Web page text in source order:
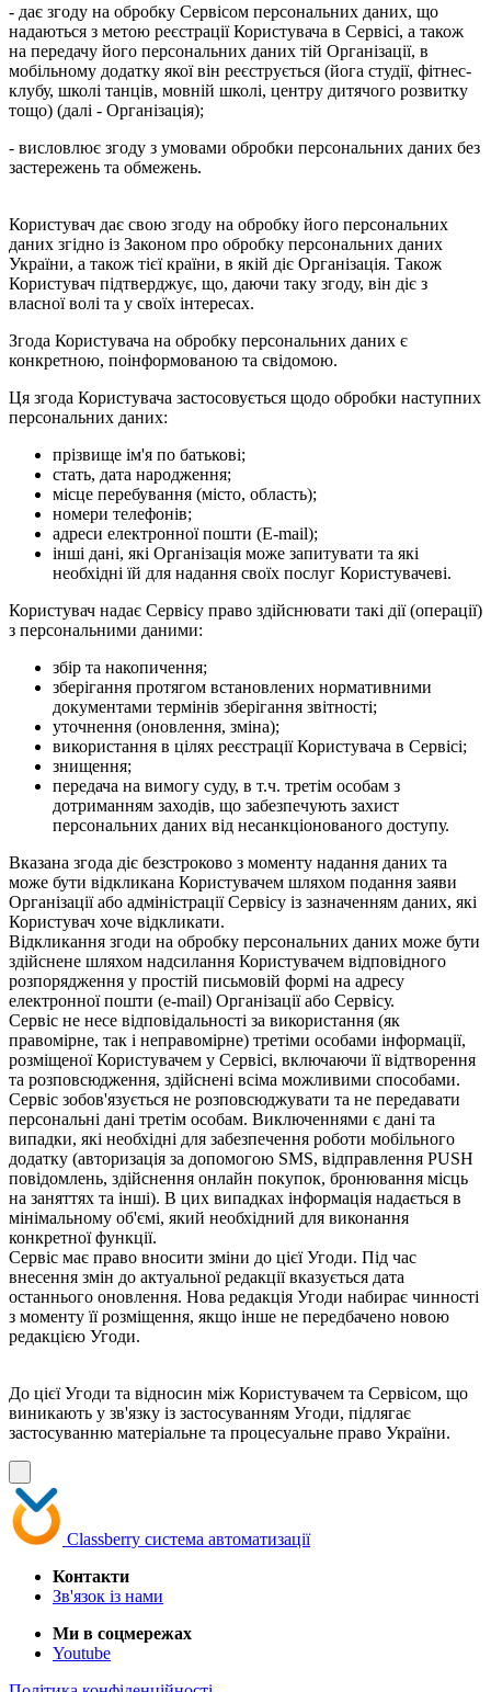
- дає згоду на обробку Сервісом персональних даних, що
надаються з метою реєстрації Користувача в Сервісі, а також
на передачу його персональних даних тій Організації, в
мобільному додатку якої він реєструється (йога студії, фітнес-
клубу, школі танців, мовній школі, центру дитячого розвитку
тощо) (далі - Організація);
- висловлює згоду з умовами обробки персональних даних без
застережень та обмежень.
Користувач дає свою згоду на обробку його персональних
даних згідно із Законом про обробку персональних даних
України, а також тієї країни, в якій діє Організація. Також
Користувач підтверджує, що, даючи таку згоду, він діє з
власної волі та у своїх інтересах.
Згода Користувача на обробку персональних даних є
конкретною, поінформованою та свідомою.
Ця згода Користувача застосовується щодо обробки наступних
персональних даних:
прізвище ім'я по батькові;
стать, дата народження;
місце перебування (місто, область);
номери телефонів;
адреси електронної пошти (E-mail);
інші дані, які Організація може запитувати та які
необхідні їй для надання своїх послуг Користувачеві.
Користувач надає Сервісу право здійснювати такі дії (операції)
з персональними даними:
збір та накопичення;
зберігання протягом встановлених нормативними
документами термінів зберігання звітності;
уточнення (оновлення, зміна);
використання в цілях реєстрації Користувача в Сервісі;
знищення;
передача на вимогу суду, в т.ч. третім особам з
дотриманням заходів, що забезпечують захист
персональних даних від несанкціонованого доступу.
Вказана згода діє безстроково з моменту надання даних та
може бути відкликана Користувачем шляхом подання заяви
Організації або адміністрації Сервісу із зазначенням даних, які
Користувач хоче відкликати.
Відкликання згоди на обробку персональних даних може бути
здійснене шляхом надсилання Користувачем відповідного
розпорядження у простій письмовій формі на адресу
електронної пошти (e-mail) Організації або Сервісу.
Сервіс не несе відповідальності за використання (як
правомірне, так і неправомірне) третіми особами інформації,
розміщеної Користувачем у Сервісі, включаючи її відтворення
та розповсюдження, здійснені всіма можливими способами.
Сервіс зобов'язується не розповсюджувати та не передавати
персональні дані третім особам. Виключеннями є дані та
випадки, які необхідні для забезпечення роботи мобільного
додатку (авторизація за допомогою SMS, відправлення PUSH
повідомлень, здійснення онлайн покупок, бронювання місць
на заняттях та інші). В цих випадках інформація надається в
мінімальному об'ємі, який необхідний для виконання
конкретної функції.
Сервіс має право вносити зміни до цієї Угоди. Під час
внесення змін до актуальної редакції вказується дата
останнього оновлення. Нова редакція Угоди набирає чинності
з моменту її розміщення, якщо інше не передбачено новою
редакцією Угоди.
До цієї Угоди та відносин між Користувачем та Сервісом, що
виникають у зв'язку із застосуванням Угоди, підлягає
застосуванню матеріальне та процесуальне право України.
Сlassberry система автоматизації
Контакти
Зв'язок із нами
Ми в соцмережах
Youtube